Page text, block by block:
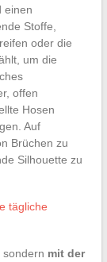
einen
Stoffe,
oder die
um die
offen
Hosen
Auf
Brüchen zu
Silhouette zu
tägliche
sondern mit der